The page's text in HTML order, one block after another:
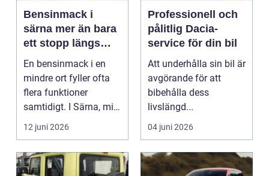
Bensinmack i
särna mer än bara
ett stopp längs
vägen
En bensinmack i en
mindre ort fyller ofta
flera funktioner
samtidigt. I Särna, mitt
i norra Dalarna,...
12 juni 2026
Professionell och
pålitlig Dacia-
service för din bil
Att underhålla sin bil är
avgörande för att
bibehålla dess
livslängd...
04 juni 2026